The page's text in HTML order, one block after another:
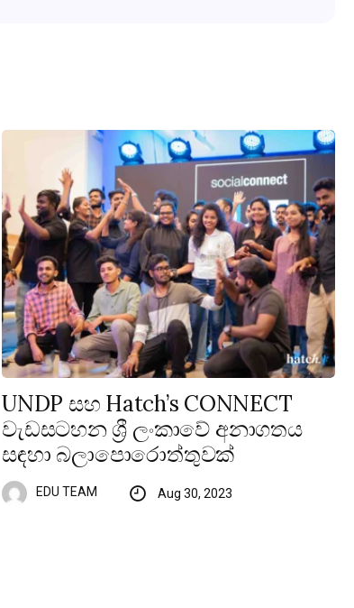
UNDP සහ Hatch’s CONNECT
වැඩසටහන ශ්‍රී ලංකාවේ අනාගතය
සඳහා බලාපොරොත්තුවක්
EDU TEAM Aug 30, 2023